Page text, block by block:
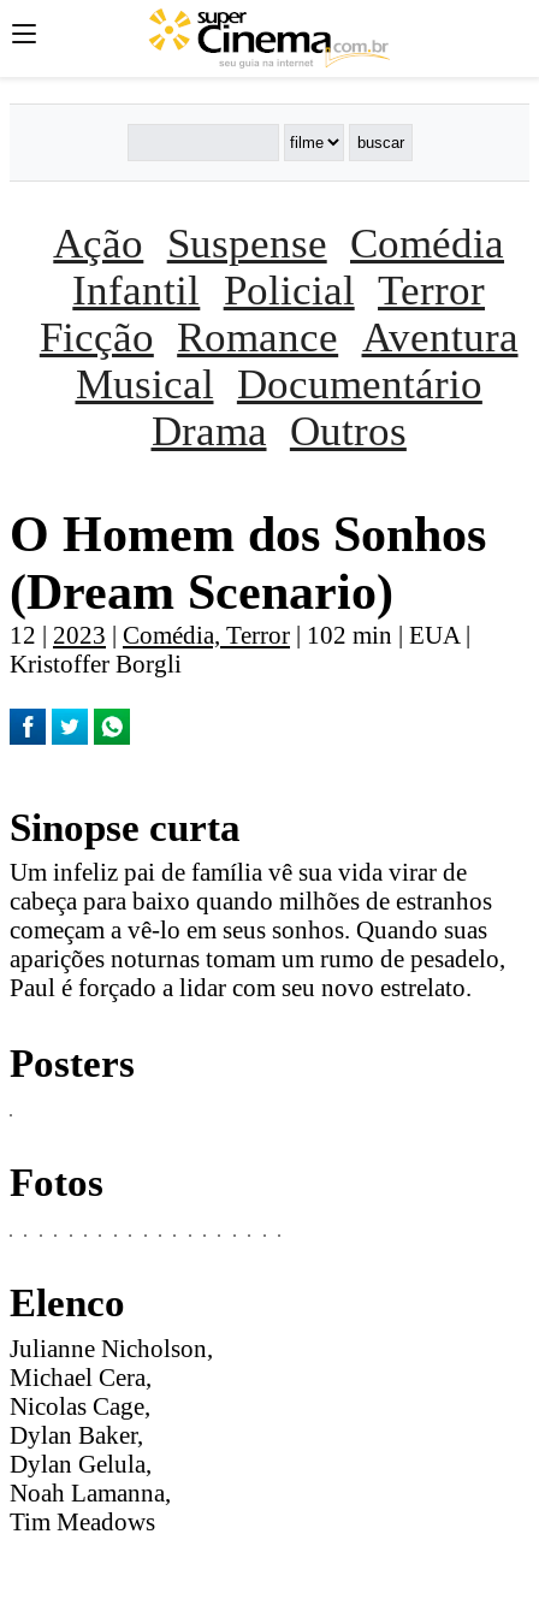
Ação Suspense Comédia
Infantil
Policial Terror
Ficção Romance Aventura
Musical
Documentário
Drama Outros
O Homem dos Sonhos
(Dream Scenario)
12 | 2023 | Comédia, Terror | 102 min | EUA |
Kristoffer Borgli
Sinopse curta
Um infeliz pai de família vê sua vida virar de
cabeça para baixo quando milhões de estranhos
começam a vê-lo em seus sonhos. Quando suas
aparições noturnas tomam um rumo de pesadelo,
Paul é forçado a lidar com seu novo estrelato.
Posters
Fotos
Elenco
Julianne Nicholson,
Michael Cera,
Nicolas Cage,
Dylan Baker,
Dylan Gelula,
Noah Lamanna,
Tim Meadows